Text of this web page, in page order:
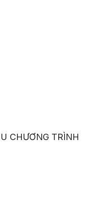
CHƯƠNG TRÌNH